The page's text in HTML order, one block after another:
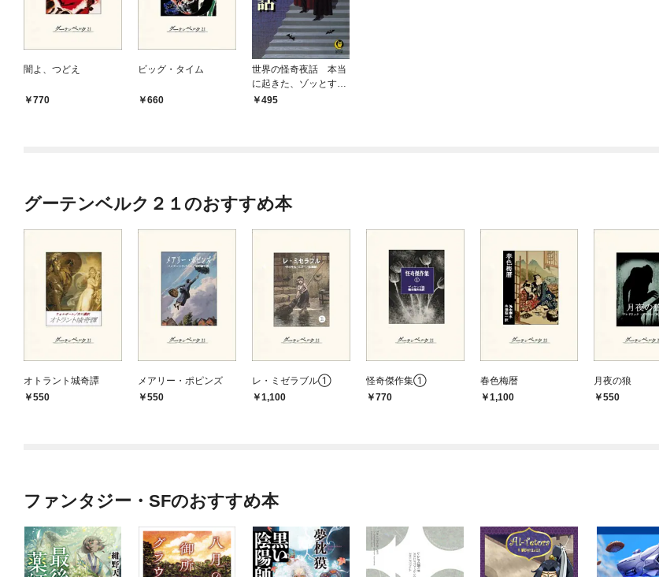
闇よ、つどえ
770
ビッグ・タイム
660
世界の怪奇夜話 本当
に起きた、ゾッとする
話……
495
グーテンベルク２１のおすすめ本
オトラント城奇譚
550
メアリー・ポピンズ
550
レ・ミゼラブル①
1,100
怪奇傑作集①
770
春色梅暦
1,100
月夜の狼
550
ファンタジー・SFのおすすめ本